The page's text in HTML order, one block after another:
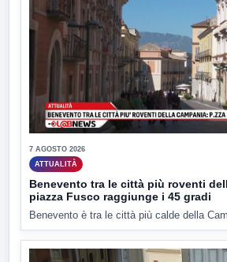
7 AGOSTO 2026
ATTUALITÀ
Benevento tra le città più roventi
piazza Fusco raggiunge i 45 gradi
Benevento è tra le città più calde della